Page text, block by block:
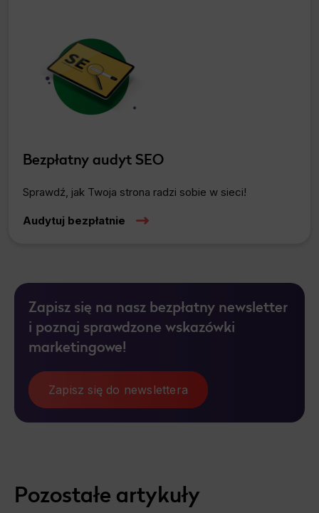
Bezpłatny audyt SEO
Sprawdź, jak Twoja strona radzi sobie w sieci!
Audytuj bezpłatnie
Zapisz się na nasz bezpłatny newsletter
i poznaj sprawdzone wskazówki
marketingowe!
Zapisz się do newslettera
Pozostałe artykuły